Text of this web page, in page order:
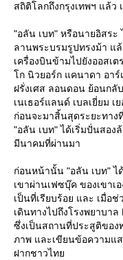
สถิติโลกถึงกรุงเทพฯ แล้
"อลัน เบท" หรือนายอิสระ
ลานพระบรมรูปทรงม้า แล้
เครื่องบินข้ามไปยังออส
ก นิวยอร์ก แคนาดา อาร์
ฝรั่งเศส ลอนดอน ย้อนกลั
เนเธอร์แลนด์ เบลเยี่ยม
ก่อนจะมาสิ้นสุดระยะทาง
"อลัน เบท" ได้เริ่มปั่นสอง
มีนาคมที่ผ่านมา
ก่อนหน้านั้น "อลัน เบท" ไ
เขาผ่านเฟซบุ๊ค ของเขา
เป็นที่เรียบร้อย และ เมื่อ
เดินทางไปถึงโรงพยาบาล
ซึ่งเป็นสถานที่ประสูติของ
ภาพ และเขียนข้อความแ
ฝากชาวไท